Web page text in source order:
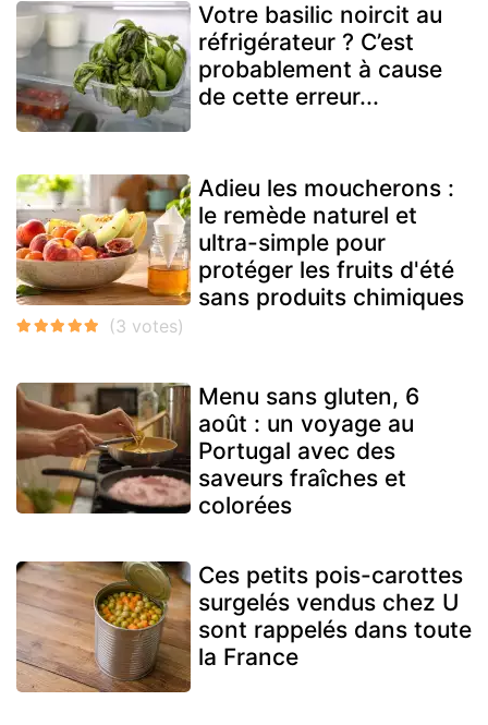
Votre basilic noircit au
réfrigérateur ? C’est
probablement à cause
de cette erreur...
Adieu les moucherons :
le remède naturel et
ultra-simple pour
protéger les fruits d'été
sans produits chimiques
Menu sans gluten, 6
août : un voyage au
Portugal avec des
saveurs fraîches et
colorées
Ces petits pois-carottes
surgelés vendus chez U
sont rappelés dans toute
la France